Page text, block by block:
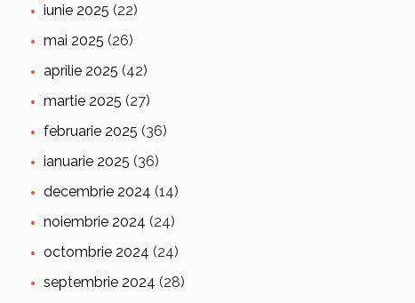
iunie 2025 (22)
mai 2025 (26)
aprilie 2025 (42)
martie 2025 (27)
februarie 2025 (36)
ianuarie 2025 (36)
decembrie 2024 (14)
noiembrie 2024 (24)
octombrie 2024 (24)
septembrie 2024 (28)